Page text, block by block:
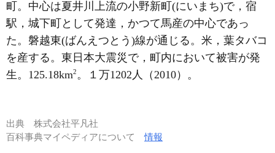
町。中心は夏井川上流の小野新町(にいまち)で，宿
駅，城下町として発達，かつて馬産の中心であっ
た。磐越東(ばんえつとう)線が通じる。米，葉タバコ
を産する。東日本大震災で，町内において被害が発
生。125.18km2 。１万1202人（2010）。
出典 株式会社平凡社
百科事典マイペディアについて情報